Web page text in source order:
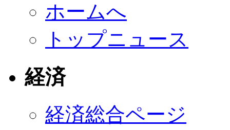
ホームへ
トップニュース
経済
経済総合ページ